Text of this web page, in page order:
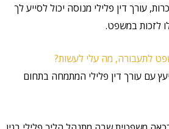
עורך דין פלילי מנוסה יכול לסייע לך
לזכות במשפט.
לתעבורה, מה עלי לעשות?
עם עורך דין פלילי המתמחה בתחום